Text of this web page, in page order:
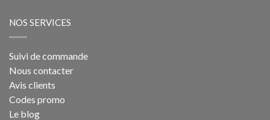
NOS SERVICES
Suivi de commande
Nous contacter
Avis clients
Codes promo
Le blog